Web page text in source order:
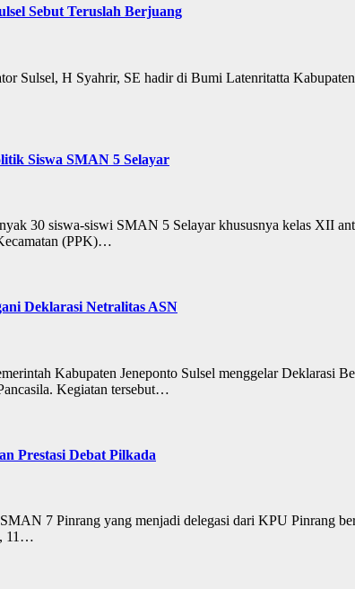
Sebut Teruslah Berjuang
Sulsel, H Syahrir, SE hadir di Bumi Latenritatta
Siswa SMAN 5 Selayar
30 siswa-siswi SMAN 5 Selayar khususnya kelas XII
(PPK)…
Deklarasi Netralitas ASN
Kabupaten Jeneponto Sulsel menggelar
Kegiatan tersebut…
Prestasi Debat Pilkada
7 Pinrang yang menjadi delegasi dari KPU Pinrang
11…